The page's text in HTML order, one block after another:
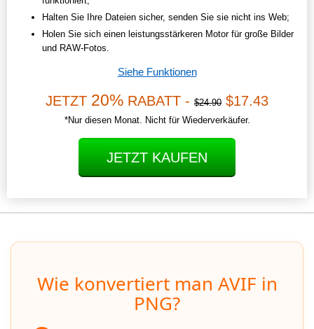
Halten Sie Ihre Dateien sicher, senden Sie sie nicht ins Web;
Holen Sie sich einen leistungsstärkeren Motor für große Bilder
und RAW-Fotos.
Siehe Funktionen
JETZT 20% RABATT - $24.90 $17.43
*Nur diesen Monat. Nicht für Wiederverkäufer.
JETZT KAUFEN
Wie konvertiert man AVIF in
PNG?